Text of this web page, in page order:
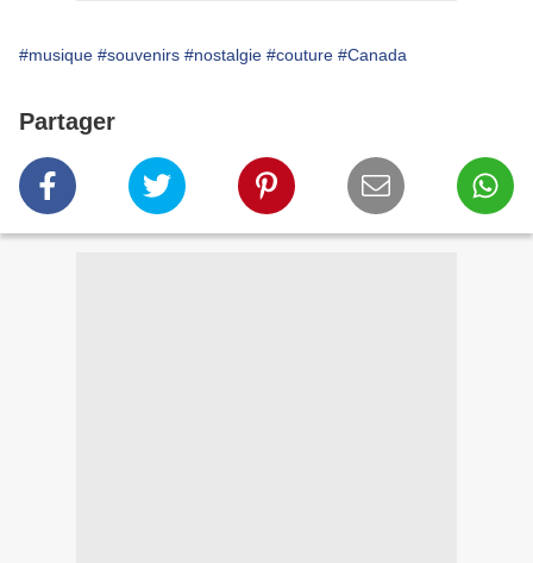
#musique #souvenirs #nostalgie #couture #Canada
Partager